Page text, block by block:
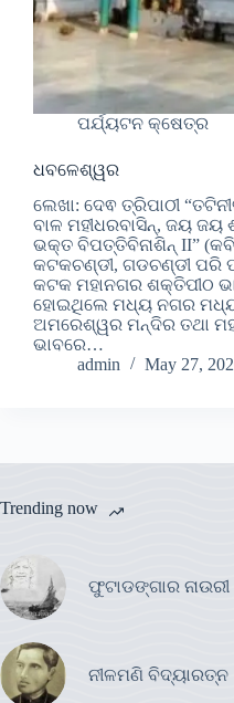
ପର୍ଯ୍ୟଟନ କ୍ଷେତ୍ର
ଧବଳେଶ୍ୱର
ଲେଖା: ଦେଵ ତ୍ରିପାଠୀ
ବାଳ ମହୀଧରବାସିନ୍, ଜୟ
ଭକ୍ତ ବିପତ୍ତିବିନାଶିନ୍ II”
କଟକଚଣ୍ଡୀ, ଗଡଚଣ୍ଡୀ ପରି
କଟକ ମହାନଗର ଶକ୍ତିପୀଠ
ହୋଇଥିଲେ ମଧ୍ୟ ନଗର
ଅମରେଶ୍ୱର ମନ୍ଦିର ତଥା
ଭାବରେ…
admin
May 27,
Trending now
ଫୁଟାଡଙ୍ଗାର ନାଉରୀ
ନୀଳମଣି ବିଦ୍ୟାରତ୍ନ